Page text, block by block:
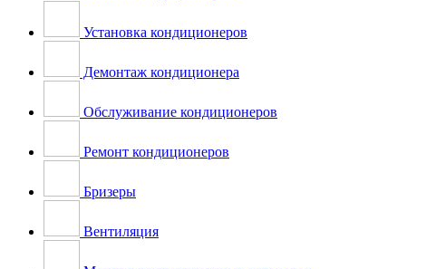
Установка кондиционеров
Демонтаж кондиционера
Обслуживание кондиционеров
Ремонт кондиционеров
Бризеры
Вентиляция